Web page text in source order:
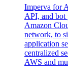
Imperva for
API, and bot
Amazon
network, to
application
centralized
AWS and